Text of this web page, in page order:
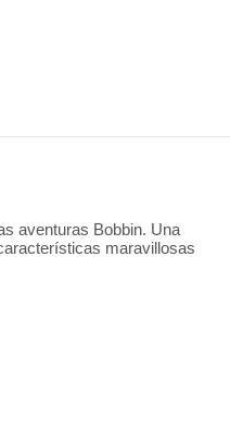
aventuras Bobbin. Una
maravillosas